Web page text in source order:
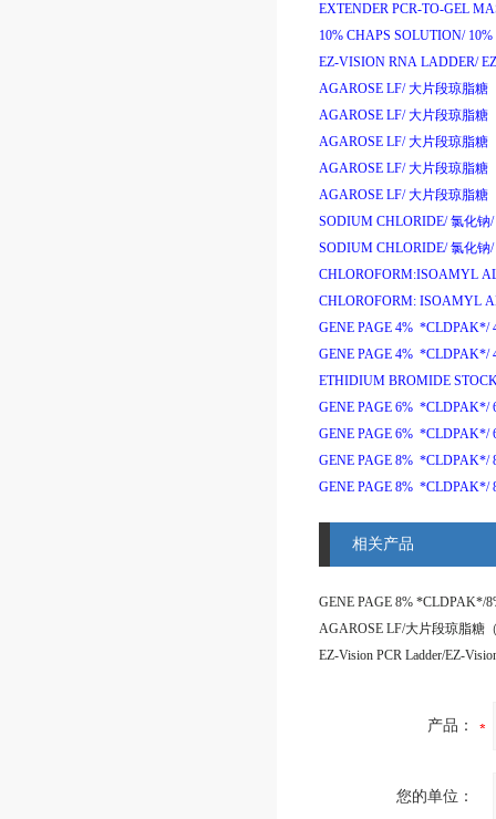
EXTENDER PCR-TO-GEL
10% CHAPS SOLUTION/
EZ-VISION RNA LADDER/
AGAROSE LF/ 大片段琼脂糖
AGAROSE LF/ 大片段琼脂糖
AGAROSE LF/ 大片段琼脂糖
AGAROSE LF/ 大片段琼脂糖
AGAROSE LF/ 大片段琼脂糖
SODIUM CHLORIDE/ 氯化钠/
SODIUM CHLORIDE/ 氯化钠/
CHLOROFORM:ISOAMYL
CHLOROFORM: ISOAMYL
GENE PAGE 4% *CLDPAK*/
GENE PAGE 4% *CLDPAK*/
ETHIDIUM BROMIDE
GENE PAGE 6% *CLDPAK*/
GENE PAGE 6% *CLDPAK*/
GENE PAGE 8% *CLDPAK*/
GENE PAGE 8% *CLDPAK*/
相关产品
产品：
您的单位：